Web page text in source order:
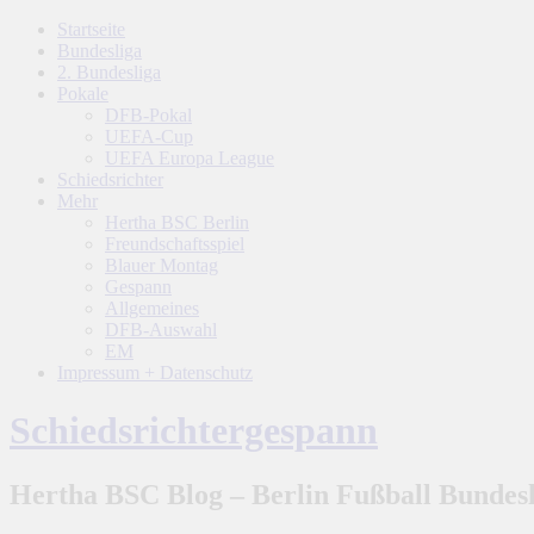
Startseite
Bundesliga
2. Bundesliga
Pokale
DFB-Pokal
UEFA-Cup
UEFA Europa League
Schiedsrichter
Mehr
Hertha BSC Berlin
Freundschaftsspiel
Blauer Montag
Gespann
Allgemeines
DFB-Auswahl
EM
Impressum + Datenschutz
Schiedsrichtergespann
Hertha BSC Blog – Berlin Fußball